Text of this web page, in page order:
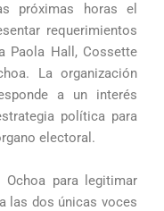
próximas horas el
requerimientos
Paola Hall, Cossette
La organización
a un interés
política para
electoral.
Ochoa para legitimar
las dos únicas voces